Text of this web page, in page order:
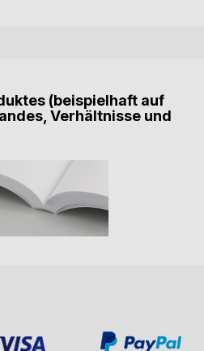
(beispielhaft auf
Verhältnisse und